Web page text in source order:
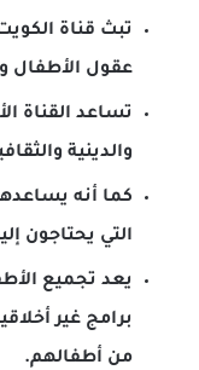
تبث قناة
عقول الأطفال
تساعد القناة
والدينية
كما أنه
التي يحتاجون
يعد تجميع
برامج غير
من أطفالهم.